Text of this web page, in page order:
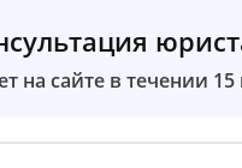
на сайте в течении